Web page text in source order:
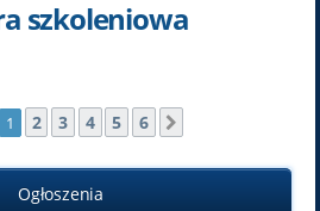
szkoleniowa
1 2 3 4 5 6
Ogłoszenia